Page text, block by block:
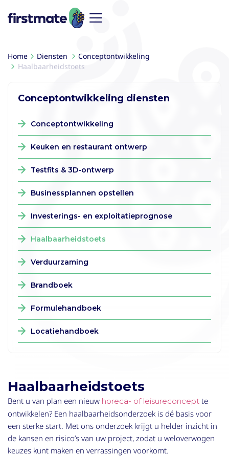
Home Diensten
Conceptontwikkeling
Haalbaarheidstoets
Conceptontwikkeling diensten
Conceptontwikkeling
Keuken en restaurant ontwerp
Testfits & 3D-ontwerp
Businessplannen opstellen
Investerings- en exploitatieprognose
Haalbaarheidstoets
Verduurzaming
Brandboek
Formulehandboek
Locatiehandboek
Haalbaarheidstoets
Bent u van plan een nieuw horeca- of leisureconcept te
ontwikkelen? Een haalbaarheidsonderzoek is dé basis voor
een sterke start. Met ons onderzoek krijgt u helder inzicht in
de kansen en risico’s van uw project, zodat u weloverwogen
keuzes kunt maken en verrassingen voorkomt.